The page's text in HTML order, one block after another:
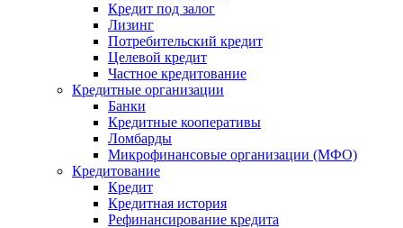
Кредит под залог
Лизинг
Потребительский кредит
Целевой кредит
Частное кредитование
Кредитные организации
Банки
Кредитные кооперативы
Ломбарды
Микрофинансовые организации (МФО)
Кредитование
Кредит
Кредитная история
Рефинансирование кредита